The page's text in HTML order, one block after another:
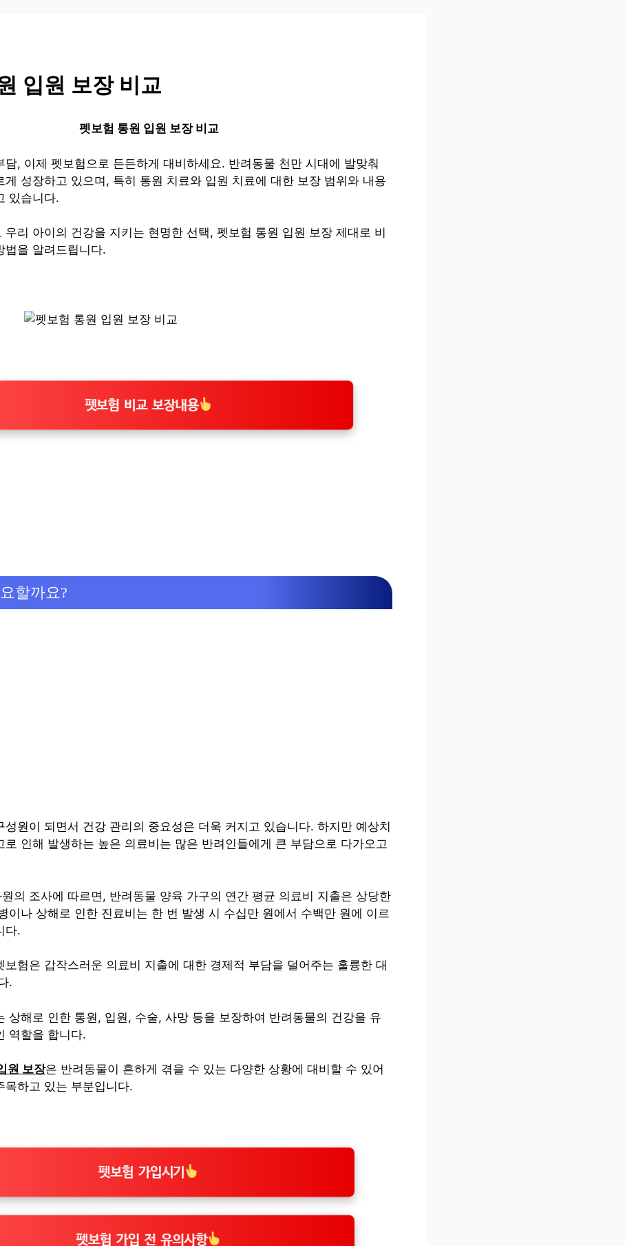
입원 보장 비교
펫보험 통원 입원 보장 비교
담, 이제 펫보험으로 든든하게 대비하세요. 반려동물 천만 시대에 발맞춰
게 성장하고 있으며, 특히 통원 치료와 입원 치료에 대한 보장 범위와 내용
있습니다.
우리 아이의 건강을 지키는 현명한 선택, 펫보험 통원 입원 보장 제대로 비
법을 알려드립니다.
펫보험 비교 보장내용
할까요?
성원이 되면서 건강 관리의 중요성은 더욱 커지고 있습니다. 하지만 예상치
로 인해 발생하는 높은 의료비는 많은 반려인들에게 큰 부담으로 다가오고
의 조사에 따르면, 반려동물 양육 가구의 연간 평균 의료비 지출은 상당한
이나 상해로 인한 진료비는 한 번 발생 시 수십만 원에서 수백만 원에 이르
다.
보험은 갑작스러운 의료비 지출에 대한 경제적 부담을 덜어주는 훌륭한 대
.
상해로 인한 통원, 입원, 수술, 사망 등을 보장하여 반려동물의 건강을 유
역할을 합니다.
원 보장은 반려동물이 흔하게 겪을 수 있는 다양한 상황에 대비할 수 있어
목하고 있는 부분입니다.
펫보험 가입시기
펫보험 가입 전 유의사항